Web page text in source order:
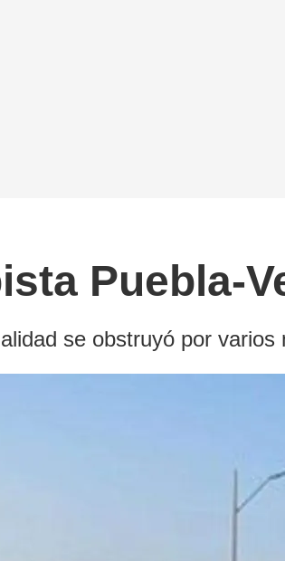
Puebla-
se obstruyó por varios